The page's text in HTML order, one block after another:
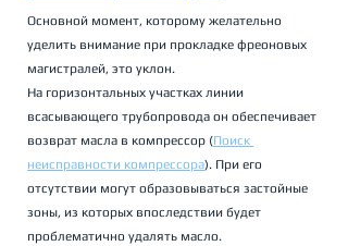
Основной момент, которому желательно
уделить внимание при прокладке фреоновых
магистралей, это уклон.
На горизонтальных участках линии
всасывающего трубопровода он обеспечивает
возврат масла в компрессор (Поиск
неисправности компрессора). При его
отсутствии могут образовываться застойные
зоны, из которых впоследствии будет
проблематично удалять масло.